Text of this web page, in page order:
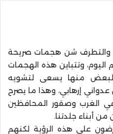
والتطرف شن هجمات صريحة
اليوم، وتتباين هذه الهجمات
منها يسعى لتشويه
عدواني إرهابي، وهذا ما يصرح
في الغرب وصقور المحافظين
أبناء جلدتنا.
على هذه الرؤية لكنهم